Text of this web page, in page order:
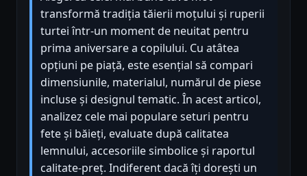
transformă tradiția tăierii moțului și ruperii
turtei într-un moment de neuitat pentru
prima aniversare a copilului. Cu atâtea
opțiuni pe piață, este esențial să compari
dimensiunile, materialul, numărul de piese
incluse și designul tematic. În acest articol,
analizez cele mai populare seturi pentru
fete și băieți, evaluate după calitatea
lemnului, accesoriile simbolice și raportul
calitate-preț. Indiferent dacă îți dorești un